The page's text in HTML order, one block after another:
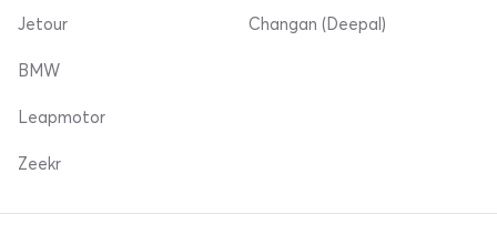
Jetour Changan (Deepal)
BMW
Leapmotor
Zeekr